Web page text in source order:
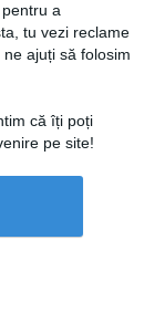
a
tu vezi reclame
ajuți să folosim
că îți poți
pe site!
Romania. Toate